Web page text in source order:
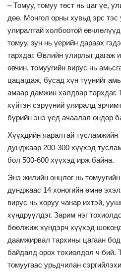
– Томуу, томуу төст нь цаг үе,
дөө. Монгол орны хувьд эрс тэс
улиралтай холбоотой
томуу, зун нь үерийн дараах
тархдаг. Өвлийн улирлыг дагаж
өвчин, томуугийн вирус нь
цацагдаж, бусад хүн түүнийг
амаар дамжин халдвар тархдаг.
хүйтэн сэрүүний улиралд
бүрийн энэ үед ачаалал өндөр
Хүүхдийн яаралтай тусламжийн
дунджаар 200-300 хүүхэд
бол 500-600 хүүхэд ирж байна.
Энэ жилийн онцлог нь
дунджаас 14 хоногийн өмнө
вирус нь хоруу чанар ихтэй,
хүндрүүлдэг. Зарим нэг
бөөлжиж хүндэрч хүүхэд
даамжирвал тархины цагаан
байдалд орох тохиолдол ч бий.
томуугаас урьдчилан